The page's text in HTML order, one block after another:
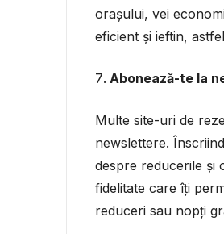
orașului, vei
eficient și ieftin,
Abonează-te la
Multe site-uri de
newslettere.
despre reducerile și
fidelitate care îți
reduceri sau nopți